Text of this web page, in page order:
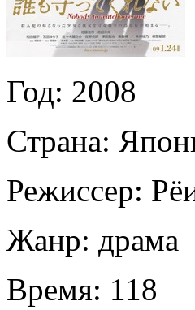
Год: 2008
Страна:
Режиссер:
Жанр: драма
Время: 118